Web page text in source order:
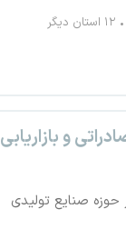
۱۲ استان دیگر
و بازاریابی
صنایع تولیدی